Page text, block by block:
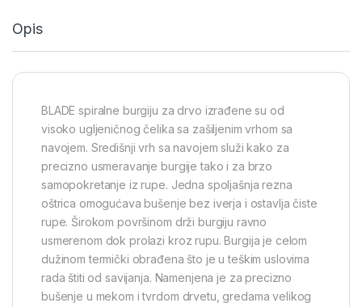
Opis
BLADE spiralne burgiju za drvo izrađene su od
visoko ugljeničnog čelika sa zašiljenim vrhom sa
navojem. Središnji vrh sa navojem služi kako za
precizno usmeravanje burgije tako i za brzo
samopokretanje iz rupe. Jedna spoljašnja rezna
oštrica omogućava bušenje bez iverja i ostavlja čiste
rupe. Širokom površinom drži burgiju ravno
usmerenom dok prolazi kroz rupu. Burgija je celom
dužinom termički obrađena što je u teškim uslovima
rada štiti od savijanja. Namenjena je za precizno
bušenje u mekom i tvrdom drvetu, gredama velikog